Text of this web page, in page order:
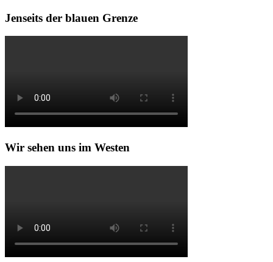
Jenseits der blauen Grenze
Wir sehen uns im Westen